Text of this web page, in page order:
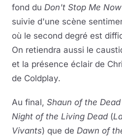
fond du Don't Stop Me Now
suivie d'une scène
où le second degré est
On retiendra aussi le
et la présence éclair de
de Coldplay.
Au final, Shaun of the Dead
Night of the Living Dead(
Vivants) que de Dawn of